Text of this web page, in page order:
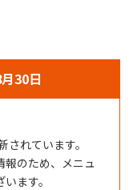
30日
れています。
報のため、メニュ
ます。